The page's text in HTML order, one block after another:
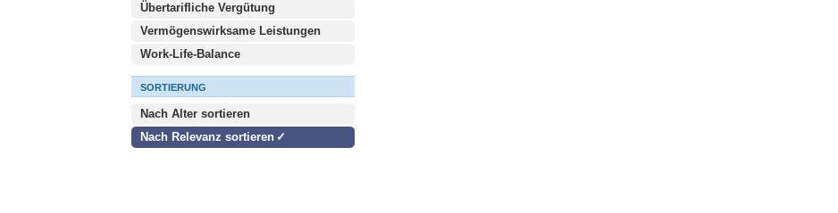
Übertarifliche Vergütung
Vermögenswirksame Leistungen
Work-Life-Balance
SORTIERUNG
Nach Alter sortieren
Nach Relevanz sortieren